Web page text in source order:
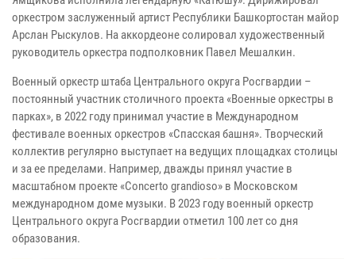
оркестром заслуженный артист Республики Башкортостан майор
Арслан Рыскулов. На аккордеоне солировал художественный
руководитель оркестра подполковник Павел Мешалкин.
Военный оркестр штаба Центрального округа Росгвардии –
постоянный участник столичного проекта «Военные оркестры в
парках», в 2022 году принимал участие в Международном
фестивале военных оркестров «Спасская башня». Творческий
коллектив регулярно выступает на ведущих площадках столицы
и за ее пределами. Например, дважды принял участие в
масштабном проекте «Concerto grandioso» в Московском
международном доме музыки. В 2023 году военный оркестр
Центрального округа Росгвардии отметил 100 лет со дня
образования.